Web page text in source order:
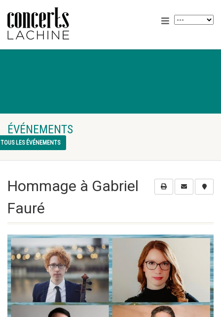
ÉVÉNEMENTS
TOUS LES ÉVÉNEMENTS
Hommage à Gabriel
Fauré